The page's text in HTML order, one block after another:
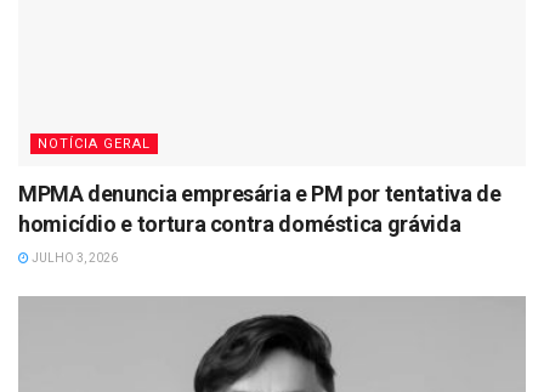
NOTÍCIA GERAL
MPMA denuncia empresária e PM por tentativa de
homicídio e tortura contra doméstica grávida
JULHO 3, 2026